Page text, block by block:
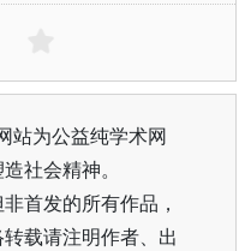
站为公益纯学术网
社会精神。
首发的所有作品，
载请注明作者、出